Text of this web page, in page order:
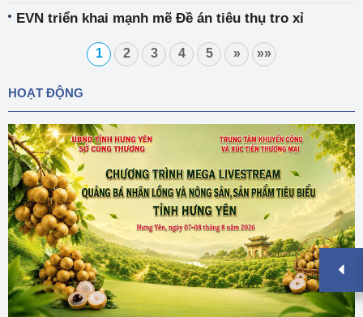
EVN triển khai mạnh mẽ Đề án tiêu thụ tro xỉ
1 2 3 4 5 » »»
HOẠT ĐỘNG